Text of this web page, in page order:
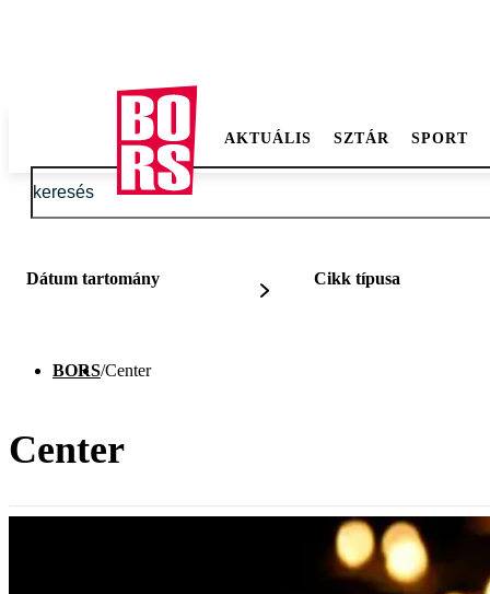
AKTUÁLIS SZTÁR SPORT
Dátum tartomány Cikk típusa
BORS/Center
Center